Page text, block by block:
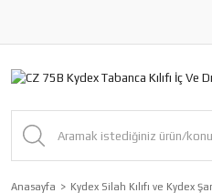
Anasayfa Kydex Silah Kılıfı ve Kydex